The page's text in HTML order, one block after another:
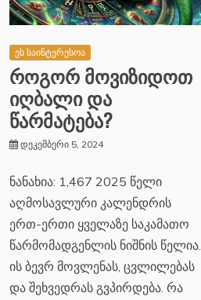
ეს საინტერესოა
როგორ მოვიზიდოთ
იღბალი და
წარმატება?
დეკემბერი 5, 2024
ნანახია: 1,467 2025 წელი
აღმოსავლური კალენდრის
ერთ-ერთი ყველაზე საკამათო
წარმომადგენლის ნიშნის წელია.
ის ბევრ მოვლენას, ცვლილებას
და შეხვედრას გვპირდება. რა